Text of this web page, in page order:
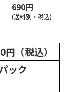
690円
(送料別・税込)
（税込）
ック